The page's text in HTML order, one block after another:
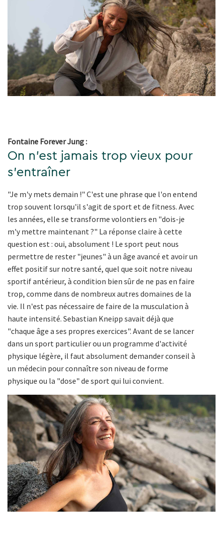
Fontaine Forever Jung :
On n'est jamais trop vieux pour
s'entraîner
"Je m'y mets demain !" C'est une phrase que l'on entend
trop souvent lorsqu'il s'agit de sport et de fitness. Avec
les années, elle se transforme volontiers en "dois-je
m'y mettre maintenant ?" La réponse claire à cette
question est : oui, absolument ! Le sport peut nous
permettre de rester "jeunes" à un âge avancé et avoir un
effet positif sur notre santé, quel que soit notre niveau
sportif antérieur, à condition bien sûr de ne pas en faire
trop, comme dans de nombreux autres domaines de la
vie. Il n'est pas nécessaire de faire de la musculation à
haute intensité. Sebastian Kneipp savait déjà que
"chaque âge a ses propres exercices". Avant de se lancer
dans un sport particulier ou un programme d'activité
physique légère, il faut absolument demander conseil à
un médecin pour connaître son niveau de forme
physique ou la "dose" de sport qui lui convient.